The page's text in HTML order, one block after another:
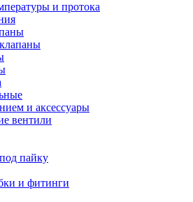
и протока
и аксессуары
вентили
пайку
и фитинги